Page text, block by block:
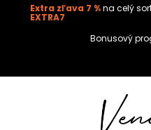
Extra zľava 7 %na celý
EXTRA7
Bonusový